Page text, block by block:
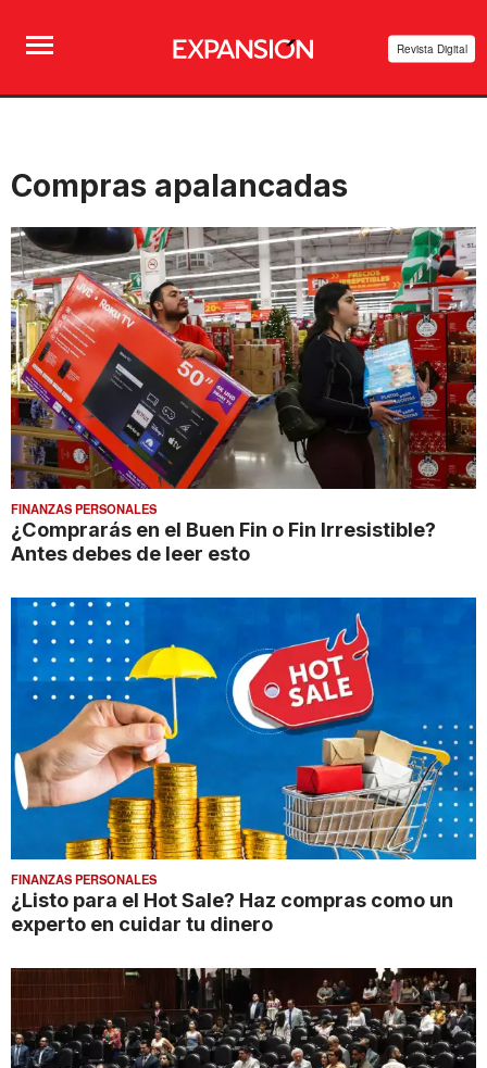
Revista Digital
Compras apalancadas
FINANZAS PERSONALES
¿Comprarás en el Buen Fin o Fin Irresistible?
Antes debes de leer esto
FINANZAS PERSONALES
¿Listo para el Hot Sale? Haz compras como un
experto en cuidar tu dinero